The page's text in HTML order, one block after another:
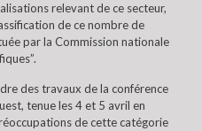
relevant de ce secteur,
de ce nombre de
par la Commission nationale
des travaux de la conférence
tenue les 4 et 5 avril en
de cette catégorie